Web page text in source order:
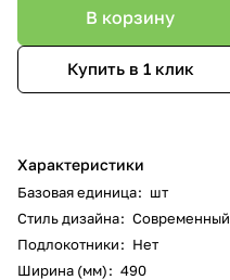
В корзину
Купить в 1 клик
Характеристики
Базовая единица: шт
Стиль дизайна: Современный
Подлокотники: Нет
Ширина (мм): 490